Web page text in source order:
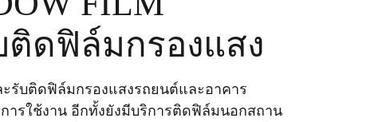
ติดฟิล์มกรองแสง
รับติดฟิล์มกรองแสงรถยนต์และอาคาร
รใช้งาน อีกทั้งยังมีบริการติดฟิล์มนอกสถาน